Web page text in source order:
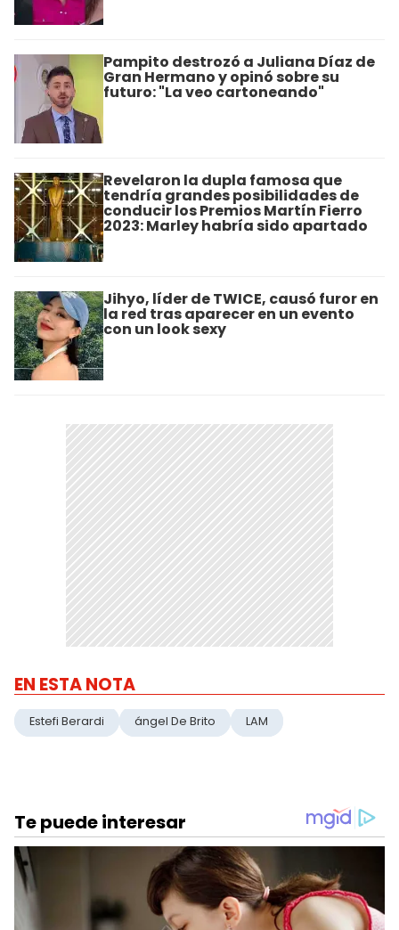
Pampito destrozó a Juliana Díaz de
Gran Hermano y opinó sobre su
futuro: "La veo cartoneando"
Revelaron la dupla famosa que
tendría grandes posibilidades de
conducir los Premios Martín Fierro
2023: Marley habría sido apartado
Jihyo, líder de TWICE, causó furor en
la red tras aparecer en un evento
con un look sexy
EN ESTA NOTA
Estefi Berardi ángel De Brito LAM